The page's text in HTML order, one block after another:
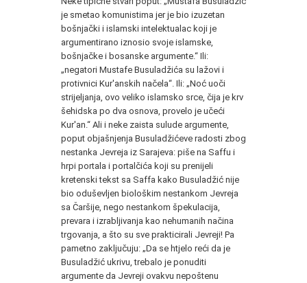
je smetao komunistima jer je bio izuzetan
bošnjački i islamski intelektualac koji je
argumentirano iznosio svoje islamske,
bošnjačke i bosanske argumente.“ Ili:
„negatori Mustafe Busuladžića su lažovi i
protivnici Kur'anskih načela“. Ili: „Noć uoči
strijeljanja, ovo veliko islamsko srce, čija je krv
šehidska po dva osnova, provelo je učeći
Kur'an.“ Ali i neke zaista sulude argumente,
poput objašnjenja Busuladžićeve radosti zbog
nestanka Jevreja iz Sarajeva: piše na Saffu i
hrpi portala i portalčića koji su prenijeli
kretenski tekst sa Saffa kako Busuladžić nije
bio oduševljen biološkim nestankom Jevreja
sa Čaršije, nego nestankom špekulacija,
prevara i izrabljivanja kao nehumanih načina
trgovanja, a što su sve prakticirali Jevreji! Pa
pametno zaključuju: „Da se htjelo reći da je
Busuladžić ukrivu, trebalo je ponuditi
argumente da Jevreji ovakvu nepoštenu